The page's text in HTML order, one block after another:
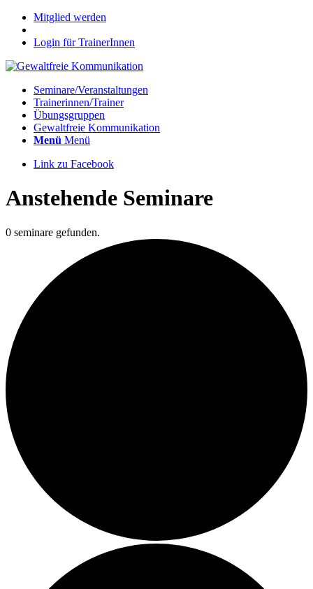
Mitglied werden
Login für TrainerInnen
Seminare/Veranstaltungen
Trainerinnen/Trainer
Übungsgruppen
Gewaltfreie Kommunikation
Menü Menü
Link zu Facebook
Anstehende Seminare
0 seminare gefunden.